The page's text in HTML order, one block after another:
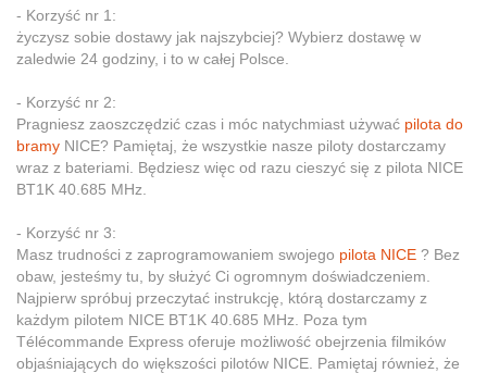
- Korzyść nr 1:
życzysz sobie dostawy jak najszybciej? Wybierz dostawę w
zaledwie 24 godziny, i to w całej Polsce.
- Korzyść nr 2:
Pragniesz zaoszczędzić czas i móc natychmiast używać pilota do
bramy NICE? Pamiętaj, że wszystkie nasze piloty dostarczamy
wraz z bateriami. Będziesz więc od razu cieszyć się z pilota NICE
BT1K 40.685 MHz.
- Korzyść nr 3:
Masz trudności z zaprogramowaniem swojego pilota NICE ? Bez
obaw, jesteśmy tu, by służyć Ci ogromnym doświadczeniem.
Najpierw spróbuj przeczytać instrukcję, którą dostarczamy z
każdym pilotem NICE BT1K 40.685 MHz. Poza tym
Télécommande Express oferuje możliwość obejrzenia filmików
objaśniających do większości pilotów NICE. Pamiętaj również, że